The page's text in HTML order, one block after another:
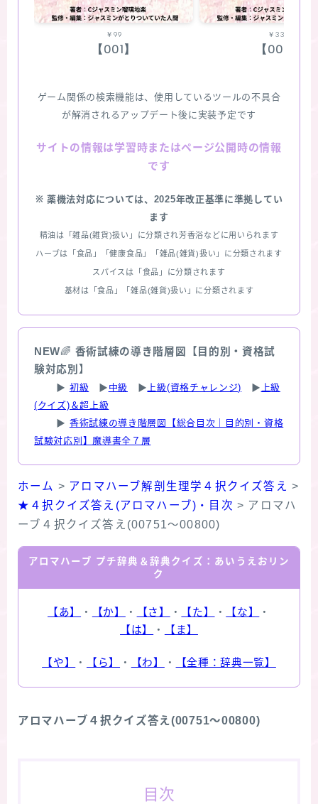
￥99
【001】
￥330
【002】
ゲーム関係の検索機能は、使用しているツールの不具合
が解消されるアップデート後に実装予定です
サイトの情報は学習時またはページ公開時の情報
です
※ 薬機法対応については、2025年改正基準に準拠してい
ます
精油は「雑品(雑貨)扱い」に分類され芳香浴などに用いられます
ハーブは「食品」「健康食品」「雑品(雑貨)扱い」に分類されます
スパイスは「食品」に分類されます
基材は「食品」「雑品(雑貨)扱い」に分類されます
NEW🌈 香術試練の導き階層図【目的別・資格試
験対応別】
▶ 初級 ▶ 中級 ▶ 上級(資格チャレンジ) ▶ 上級
(クイズ)＆超上級
▶ 香術試練の導き階層図【総合目次｜目的別・資格
試験対応別】魔導書全７層
ホーム > アロマハーブ解剖生理学４択クイズ答え
>
★４択クイズ答え(アロマハーブ)・目次 > アロマハ
ーブ４択クイズ答え(00751～00800)
アロマハーブ プチ辞典＆辞典クイズ：あいうえおリン
ク
【あ】 ・ 【か】 ・ 【さ】 ・ 【た】 ・ 【な】
・
【は】
・ 【ま】
【や】 ・ 【ら】 ・ 【わ】 ・ 【全種：辞典一覧】
アロマハーブ４択クイズ答え(00751～00800)
目次